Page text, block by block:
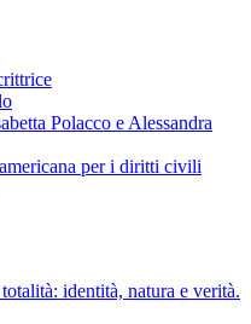
Polacco e Alessandra
per i diritti civili
identità, natura e verità.